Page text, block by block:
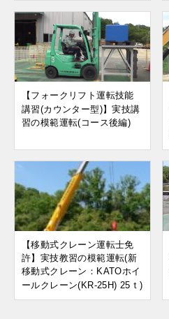
【フォークリフト運転技能
講習(カウンター型)】実技講
習の模範運転(コース後編)
【移動式クレーン運転士免
許】実技教習の模範運転(新
移動式クレーン：KATOホイ
ールクレーン(KR-25H) 25ｔ)